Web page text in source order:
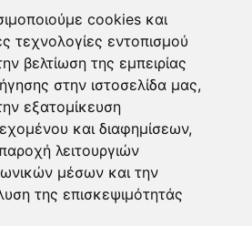
cookies και
τεχνολογίες εντοπισμού
βελτίωση της εμπειρίας
στην ιστοσελίδα μας,
εξατομίκευση
και διαφημίσεων,
λειτουργιών
μέσων και την
της επισκεψιμότητάς
Κάντε Εγγραφή